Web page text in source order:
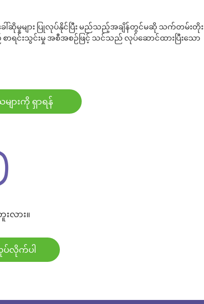
ေါ်ဆိုမှုများ ပြုလုပ်နိုင်ပြီး မည်သည့်အချိန်တွင်မဆို သက်တမ်းတိုး
ရင်းသွင်းမှု အစီအစဉ်ဖြင့် သင်သည် လုပ်ဆောင်ထားပြီးသော
ျားကို ရှာရန်
းလား။
ပ်လိုက်ပါ